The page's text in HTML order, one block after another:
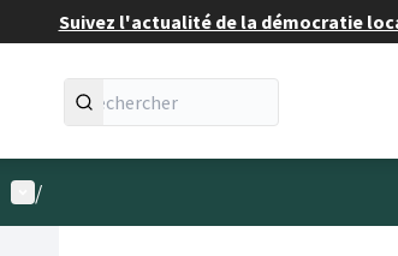
Suivez l'actualité de la démocratie
Menu utilisateur
/